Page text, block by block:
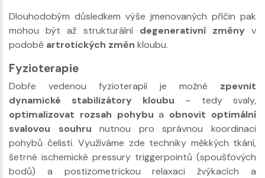
Dlouhodobým důsledkem výše jmenovaných příčin pak
mohou být až strukturální degenerativní změny v
podobě artrotických změn kloubu.
Fyzioterapie
Dobře vedenou fyzioterapií je možné zpevnit
dynamické stabilizátory kloubu – tedy svaly,
optimalizovat rozsah pohybu a obnovit optimální
svalovou souhrunutnou pro správnou koordinaci
pohybů čelisti. Využíváme zde techniky měkkých tkání,
šetrné ischemické pressury triggerpointů (spoušťových
bodů) a postizometrickou relaxaci žvýkacích a